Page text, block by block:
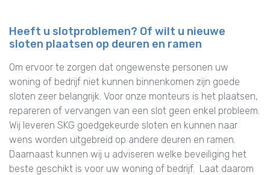
Heeft u slotproblemen? Of wilt u nieuwe
sloten plaatsen op deuren en ramen
Om ervoor te zorgen dat ongewenste personen uw
woning of bedrijf niet kunnen binnenkomen zijn goede
sloten zeer belangrijk. Voor onze monteurs is het plaatsen,
repareren of vervangen van een slot geen enkel probleem.
Wij leveren SKG goedgekeurde sloten en kunnen naar
wens worden uitgebreid op andere deuren en ramen.
Daarnaast kunnen wij u adviseren welke beveiliging het
beste geschikt is voor uw woning of bedrijf. Laat daarom